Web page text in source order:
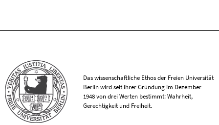
Das wissenschaftliche Ethos der Freien Universität
Berlin wird seit ihrer Gründung im Dezember
1948 von drei Werten bestimmt: Wahrheit,
Gerechtigkeit und Freiheit.